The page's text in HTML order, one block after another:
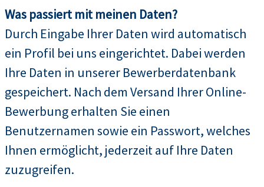
Was passiert mit meinen Daten?
Durch Eingabe Ihrer Daten wird automatisch
ein Profil bei uns eingerichtet. Dabei werden
Ihre Daten in unserer Bewerberdatenbank
gespeichert. Nach dem Versand Ihrer Online-
Bewerbung erhalten Sie einen
Benutzernamen sowie ein Passwort, welches
Ihnen ermöglicht, jederzeit auf Ihre Daten
zuzugreifen.